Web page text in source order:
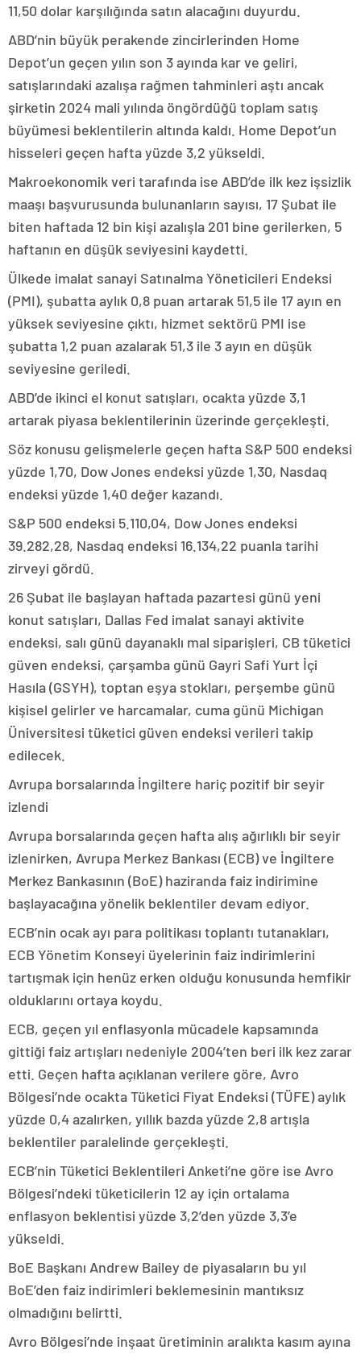
11,50 dolar karşılığında satın alacağını duyurdu.
ABD’nin büyük perakende zincirlerinden Home
Depot’un geçen yılın son 3 ayında kar ve geliri,
satışlarındaki azalışa rağmen tahminleri aştı ancak
şirketin 2024 mali yılında öngördüğü toplam satış
büyümesi beklentilerin altında kaldı. Home Depot’un
hisseleri geçen hafta yüzde 3,2 yükseldi.
Makroekonomik veri tarafında ise ABD’de ilk kez işsizlik
maaşı başvurusunda bulunanların sayısı, 17 Şubat ile
biten haftada 12 bin kişi azalışla 201 bine gerilerken, 5
haftanın en düşük seviyesini kaydetti.
Ülkede imalat sanayi Satınalma Yöneticileri Endeksi
(PMI), şubatta aylık 0,8 puan artarak 51,5 ile 17 ayın en
yüksek seviyesine çıktı, hizmet sektörü PMI ise
şubatta 1,2 puan azalarak 51,3 ile 3 ayın en düşük
seviyesine geriledi.
ABD’de ikinci el konut satışları, ocakta yüzde 3,1
artarak piyasa beklentilerinin üzerinde gerçekleşti.
Söz konusu gelişmelerle geçen hafta S&P 500 endeksi
yüzde 1,70, Dow Jones endeksi yüzde 1,30, Nasdaq
endeksi yüzde 1,40 değer kazandı.
S&P 500 endeksi 5.110,04, Dow Jones endeksi
39.282,28, Nasdaq endeksi 16.134,22 puanla tarihi
zirveyi gördü.
26 Şubat ile başlayan haftada pazartesi günü yeni
konut satışları, Dallas Fed imalat sanayi aktivite
endeksi, salı günü dayanaklı mal siparişleri, CB tüketici
güven endeksi, çarşamba günü Gayri Safi Yurt İçi
Hasıla (GSYH), toptan eşya stokları, perşembe günü
kişisel gelirler ve harcamalar, cuma günü Michigan
Üniversitesi tüketici güven endeksi verileri takip
edilecek.
Avrupa borsalarında İngiltere hariç pozitif bir seyir
izlendi
Avrupa borsalarında geçen hafta alış ağırlıklı bir seyir
izlenirken, Avrupa Merkez Bankası (ECB) ve İngiltere
Merkez Bankasının (BoE) haziranda faiz indirimine
başlayacağına yönelik beklentiler devam ediyor.
ECB’nin ocak ayı para politikası toplantı tutanakları,
ECB Yönetim Konseyi üyelerinin faiz indirimlerini
tartışmak için henüz erken olduğu konusunda hemfikir
olduklarını ortaya koydu.
ECB, geçen yıl enflasyonla mücadele kapsamında
gittiği faiz artışları nedeniyle 2004’ten beri ilk kez zarar
etti. Geçen hafta açıklanan verilere göre, Avro
Bölgesi’nde ocakta Tüketici Fiyat Endeksi (TÜFE) aylık
yüzde 0,4 azalırken, yıllık bazda yüzde 2,8 artışla
beklentiler paralelinde gerçekleşti.
ECB’nin Tüketici Beklentileri Anketi’ne göre ise Avro
Bölgesi’ndeki tüketicilerin 12 ay için ortalama
enflasyon beklentisi yüzde 3,2’den yüzde 3,3’e
yükseldi.
BoE Başkanı Andrew Bailey de piyasaların bu yıl
BoE’den faiz indirimleri beklemesinin mantıksız
olmadığını belirtti.
Avro Bölgesi’nde inşaat üretiminin aralıkta kasım ayına